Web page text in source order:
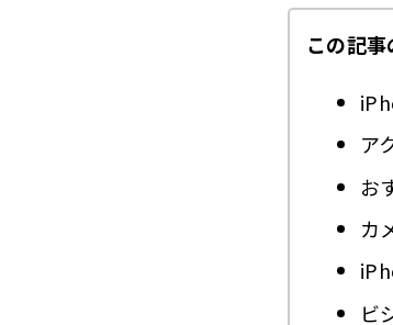
この記
ア
お
カ
ビ